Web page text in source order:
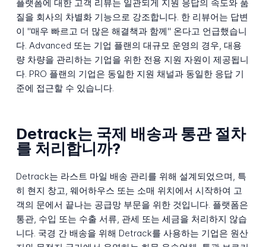
플랫폼에 대한 고객 리뷰는 일관되게 지원 응답의 속도와 품
질을 회사의 차별화 기능으로 강조합니다. 한 리뷰어는 답변
이 "매우 빠르고 더 많은 해결책과 함께" 온다고 언급했습니
다. Advanced 또는 기업 플랜의 대규모 운영의 경우, 대용
량 차량을 관리하는 기업을 위한 전용 지원 자원이 제공됩니
다. PRO 플랜의 기업은 동일한 지원 채널과 동일한 응답 기
준에 접근할 수 있습니다.
Detrack는 국제 배송과 통관 절차
를 처리합니까?
Detrack는 라스트 마일 배송 관리를 위해 설계되었으며, 특
히 현지 창고, 웨어하우스 또는 소매 위치에서 시작하여 고
객의 문에서 끝나는 공급망 부문을 위한 것입니다. 플랫폼은
통관, 수입 또는 수출 서류, 관세 또는 세금을 처리하지 않습
니다. 국경 간 배송을 위해 Detrack를 사용하는 기업은 원산